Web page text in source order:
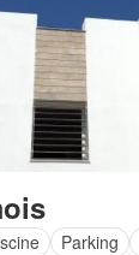
Parking